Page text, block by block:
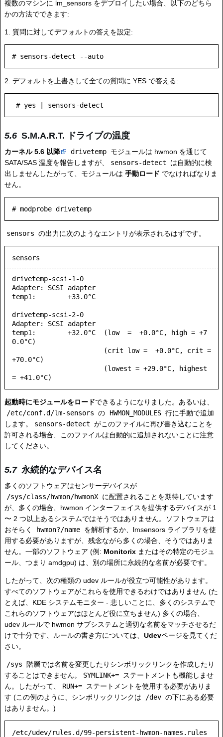
複数のマシンに lm_sensors をデプロイしたい場合、以下のどちら
かの方法でできます:
1. 質問に対してデフォルトの答えを設定:
2. デフォルトを上書きして全ての質問に YES で答える:
S.M.A.R.T. ドライブの温度
カーネル 5.6 以降 drivetemp モジュールは hwmon を通じて
SATA/SAS 温度を報告しますが、
sensors-detect
は自動的に検
出しませんしたがって、モジュールは 手動ロード でなければなりま
せん。
sensors の出力に次のようなエントリが表示されるはずです。
sensors
drivetemp-scsi-1-0
Adapter: SCSI adapter
temp1:        +33.0°C
drivetemp-scsi-2-0
Adapter: SCSI adapter
temp1:        +32.0°C  (low  =  +0.0°C, high = +7
0.0°C)
+70.0°C)
= +41.0°C)
起動時にモジュールをロードできるようになりました。あるいは、
/etc/conf.d/lm-sensors の HWMON_MODULES 行に手動で追加
します。
sensors-detect がこのファイルに再び書き込むことを
許可される場合、このファイルは自動的に追加されないことに注意
してください。
永続的なデバイス名
多くのソフトウェアはセンサーデバイスが
/sys/class/hwmon/hwmonX に配置されることを期待しています
が、多くの場合、hwmon インターフェイスを提供するデバイスが 1
〜 2 つ以上あるシステムではそうではありません。ソフトウェアは
おそらく
hwmon?/name を解析するか、lmsensors ライブラリを使
用する必要がありますが、残念ながら多くの場合、そうではありま
せん。一部のソフトウェア (例: Monitorix またはその特定のモジュ
ール、つまり amdgpu) は、別の場所に永続的な名前が必要です。
したがって、次の種類の udev ルールが役立つ可能性があります。
すべてのソフトウェアがこれらを使用できるわけではありません (た
とえば、KDE ​​システムモニター - 悲しいことに、多くのシステムで
これらのソフトウェアはほとんど役に立ちません) 多くの場合、
udev ルールで hwmon サブシステムと適切な名前をマッチさせるだ
けで十分です、ルールの書き方については、 Udevページを見てくだ
さい。
/sys
階層では名前を変更したりシンボリックリンクを作成したり
することはできません。
SYMLINK+=
ステートメントも機能しませ
ん。したがって、
RUN+=
ステートメントを使用する必要がありま
す (この例のように、シンボリックリンクは
/dev の下にある必要
はありません。)
/etc/udev/rules.d/99-persistent-hwmon-names.rules